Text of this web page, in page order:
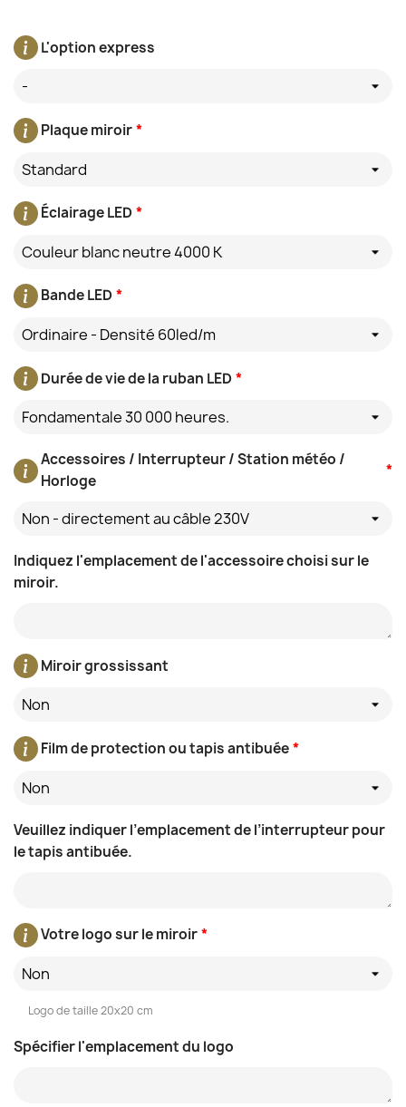
L'option express
-
*
Plaque miroir
Standard
*
Éclairage LED
Couleur blanc neutre 4000 K
*
Bande LED
Ordinaire - Densité 60led/m
*
Durée de vie de la ruban LED
Fondamentale 30 000 heures.
*
Accessoires / Interrupteur / Station météo /
Horloge
Non - directement au câble 230V
Indiquez l'emplacement de l'accessoire choisi sur le
miroir.
Miroir grossissant
Non
*
Film de protection ou tapis antibuée
Non
Veuillez indiquer l’emplacement de l’interrupteur pour
le tapis antibuée.
*
Votre logo sur le miroir
Non
Logo de taille 20x20 cm
Spécifier l'emplacement du logo